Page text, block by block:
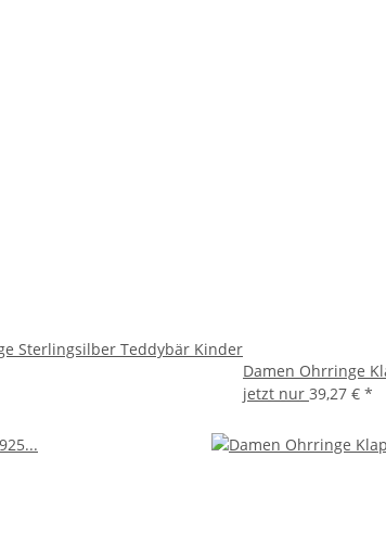
Sterlingsilber Teddybär Kinder
Damen Ohrringe
jetzt nur 39,27 € *